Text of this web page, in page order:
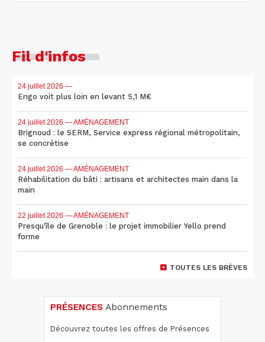
Fil d'infos
24 juillet 2026 —
Engo voit plus loin en levant 5,1 M€
24 juillet 2026 — AMÉNAGEMENT
Brignoud : le SERM, Service express régional métropolitain,
se concrétise
24 juillet 2026 — AMÉNAGEMENT
Réhabilitation du bâti : artisans et architectes main dans la
main
22 juillet 2026 — AMÉNAGEMENT
Presqu'île de Grenoble : le projet immobilier Yello prend
forme
TOUTES LES BRÈVES
PRÉSENCES Abonnements
Découvrez toutes les offres de Présences